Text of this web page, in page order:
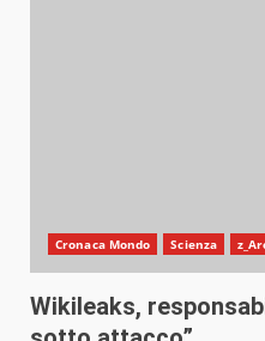
Cronaca Mondo Scienza
Wikileaks,